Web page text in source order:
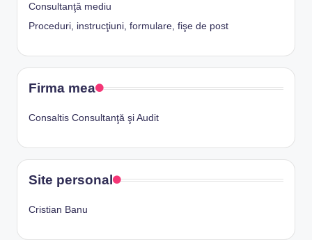
Consultanţă mediu
Proceduri, instrucţiuni, formulare, fişe de post
Firma mea
Consaltis Consultanţă şi Audit
Site personal
Cristian Banu